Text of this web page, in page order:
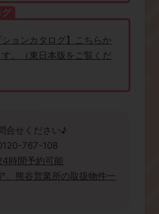
グ
ョンカタログ】こちらか
。（東日本版をご覧くだ
合せください♪
767-108
時間予約可能
、熊谷営業所の取扱物件一